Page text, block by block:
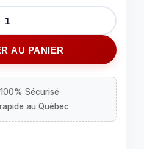
AU PANIER